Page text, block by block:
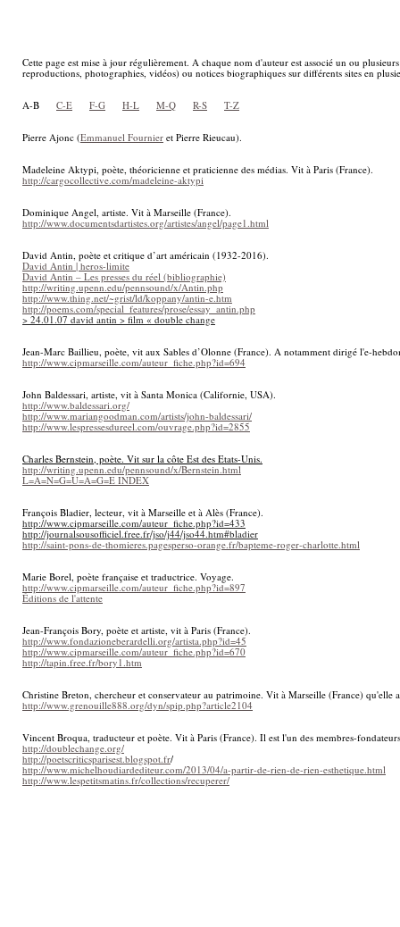
Cette page est mise à jour régulièrement. A chaque nom d'auteur est associé un ou
reproductions, photographies, vidéos) ou notices biographiques sur différents sites en
A-B C-E F-G H-L M-Q R-S T-Z
Pierre Ajonc (Emmanuel Fournier et Pierre Rieucau).
Madeleine Aktypi, poète, théoricienne et praticienne des médias. Vit à Paris (France).
http://cargocollective.com/madeleine-aktypi
Dominique Angel, artiste. Vit à Marseille (France).
http://www.documentsdartistes.org/artistes/angel/page1.html
David Antin, poète et critique d’art américain (1932-2016).
David Antin | heros-limite
David Antin – Les presses du réel (bibliographie)
http://writing.upenn.edu/pennsound/x/Antin.php
http://www.thing.net/~grist/ld/koppany/antin-e.htm
http://poems.com/special_features/prose/essay_antin.php
> 24.01.07 david antin > film « double change
Jean-Marc Baillieu, poète, vit aux Sables d’Olonne (France). A notamment dirigé l'e-
http://www.cipmarseille.com/auteur_fiche.php?id=694
John Baldessari, artiste, vit à Santa Monica (Californie, USA).
http://www.baldessari.org/
http://www.mariangoodman.com/artists/john-baldessari/
http://www.lespressesdureel.com/ouvrage.php?id=2855
Charles Bernstein, poète. Vit sur la côte Est des Etats-Unis.
http://writing.upenn.edu/pennsound/x/Bernstein.html
L=A=N=G=U=A=G=E INDEX
François Bladier, lecteur, vit à Marseille et à Alès (France).
http://www.cipmarseille.com/auteur_fiche.php?id=433
http://journalsousofficiel.free.fr/jso/j44/jso44.htm#bladier
http://saint-pons-de-thomieres.pagesperso-orange.fr/bapteme-roger-charlotte.html
Marie Borel, poète française et traductrice. Voyage.
http://www.cipmarseille.com/auteur_fiche.php?id=897
Éditions de l'attente
Jean-François Bory, poète et artiste, vit à Paris (France).
http://www.fondazioneberardelli.org/artista.php?id=45
http://www.cipmarseille.com/auteur_fiche.php?id=670
http://tapin.free.fr/bory1.htm
Christine Breton, chercheur et conservateur au patrimoine. Vit à Marseille (France) qu'elle
http://www.grenouille888.org/dyn/spip.php?article2104
Vincent Broqua, traducteur et poète. Vit à Paris (France). Il est l'un des membres-
http://doublechange.org/
http://poetscriticsparisest.blogspot.fr/
http://www.michelhoudiardediteur.com/2013/04/a-partir-de-rien-de-rien-esthetique.html
http://www.lespetitsmatins.fr/collections/recuperer/